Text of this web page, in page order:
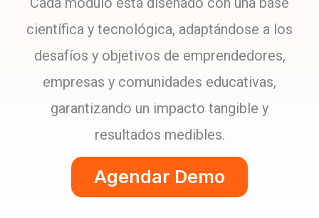
científica y tecnológica, adaptándose a los
desafíos y objetivos de emprendedores,
empresas y comunidades educativas,
garantizando un impacto tangible y
resultados medibles.
Agendar Demo